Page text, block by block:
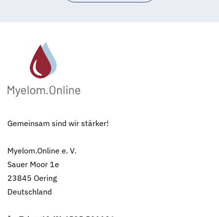
Gemeinsam sind wir stärker!
Myelom.Online e. V.
Sauer Moor 1e
23845 Oering
Deutschland